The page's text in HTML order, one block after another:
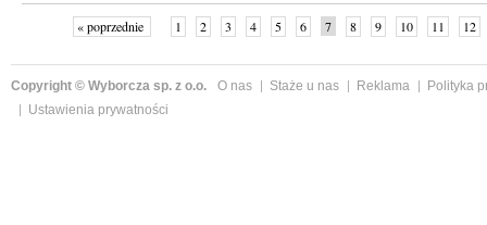
« poprzednie 1 2 3 4 5 6 7 8 9 10 11 12
Copyright © Wyborcza sp. z o.o. O nas Staże u nas Reklama
Polityka
Ustawienia prywatności